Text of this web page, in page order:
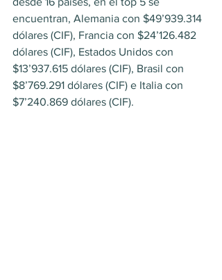
encuentran, Alemania con $49’939.314
dólares (CIF), Francia con $24’126.482
dólares (CIF), Estados Unidos con
$13’937.615 dólares (CIF), Brasil con
$8’769.291 dólares (CIF) e Italia con
$7’240.869 dólares (CIF).